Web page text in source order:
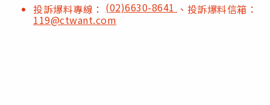
投訴爆料專線： (02)6630-8641 、投訴爆料信箱：
119@ctwant.com